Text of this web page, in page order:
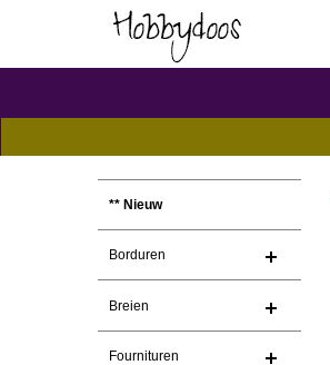
** Nieuw
Borduren
Breien
Fournituren